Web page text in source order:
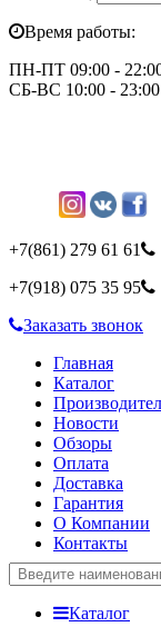
Время работы:
ПН-ПТ 09:00 -
СБ-ВС 10:00 - 23:00
+7(861) 279 61 61
+7(918) 075 35 95
Заказать звонок
Главная
Каталог
Новости
Обзоры
Оплата
Доставка
Гарантия
О Компании
Контакты
Каталог